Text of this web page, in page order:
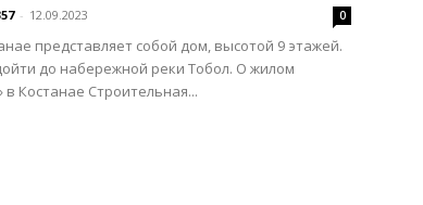
- 12.09.2023 0
представляет собой дом, высотой 9 этажей.
до набережной реки Тобол. О жилом
в Костанае Строительная...